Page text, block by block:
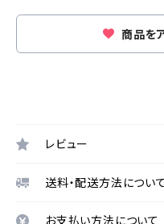
商品を
レビュー
送料・配送方法について
お支払い方法について